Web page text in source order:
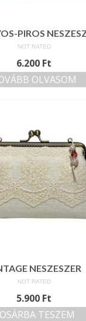
PIROS
NOT RATED
6.200 Ft
OLVASOM
NESZESZER
NOT RATED
5.900 Ft
TESZEM